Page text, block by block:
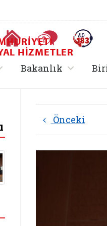
Ana Sayfa Sıkça Sorulan
Alo
HIZMETLER
menü içerir
Bakanlık , alt
Önceki